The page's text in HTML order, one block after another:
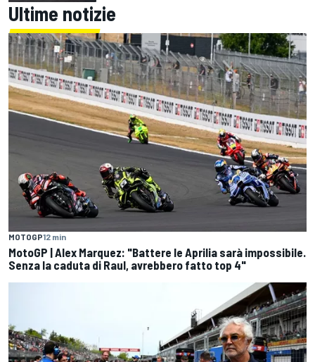
Ultime notizie
MOTOGP12 min
MotoGP | Alex Marquez: "Battere le Aprilia sarà impossibile.
Senza la caduta di Raul, avrebbero fatto top 4"